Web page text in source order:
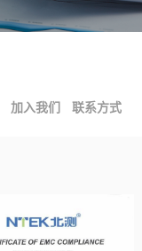
加入我们 联系方式